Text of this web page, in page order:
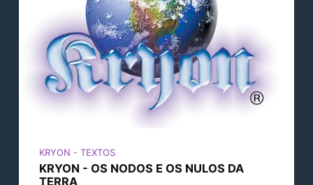
KRYON - TEXTOS
KRYON - OS NODOS E OS NULOS DA
TERRA